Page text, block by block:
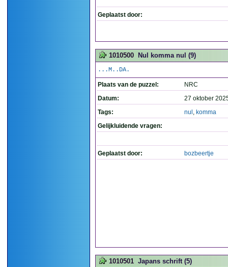
Geplaatst door:
1010500 Nul komma nul (9)
...M..DA.
Plaats van de puzzel:
NRC
Datum:
27 oktober
Tags:
nul , komma
Gelijkluidende vragen:
Geplaatst door: bozbeertje
1010501 Japans schrift (5)